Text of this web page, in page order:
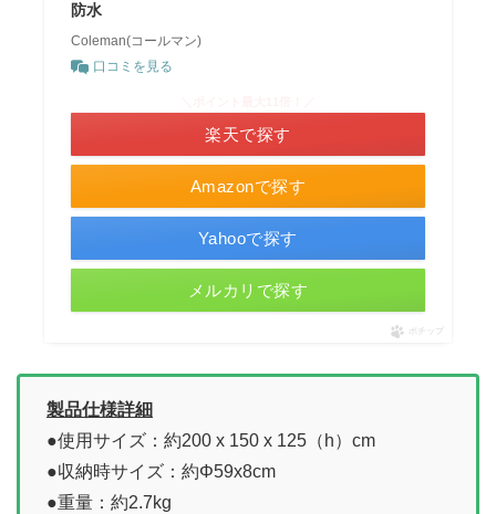
防水
Coleman(コールマン)
口コミを見る
Amazonで探す
楽天で探す
Yahooで探す
メルカリで探す
ポチップ
製品仕様詳細
●使用サイズ：約200 x 150 x 125（h）cm
●収納時サイズ：約Φ59x8cm
●重量：約2.7kg